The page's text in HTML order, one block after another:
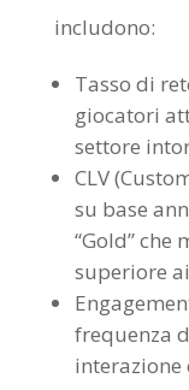
includono:
Tasso di
giocatori
settore
CLV
su base
“Gold” che
superiore
frequenza
interazione